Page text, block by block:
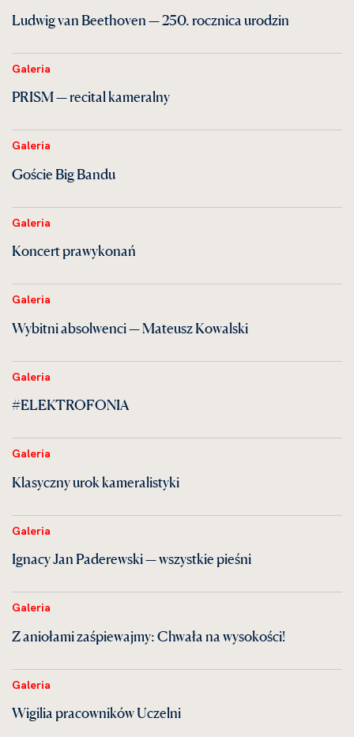
Ludwig van Beethoven — 250. rocznica urodzin
Galeria
PRISM — recital kameralny
Galeria
Goście Big Bandu
Galeria
Koncert prawykonań
Galeria
Wybitni absolwenci — Mateusz Kowalski
Galeria
#ELEKTROFONIA
Galeria
Klasyczny urok kameralistyki
Galeria
Ignacy Jan Paderewski — wszystkie pieśni
Galeria
Z aniołami zaśpiewajmy: Chwała na wysokości!
Galeria
Wigilia pracowników Uczelni